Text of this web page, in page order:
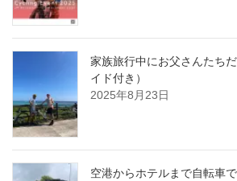
家族旅行中にお父さんたち
イド付き）
2025年8月23日
空港からホテルまで自転車